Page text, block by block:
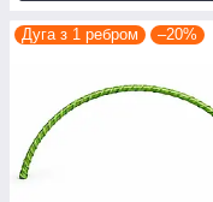
Дуга з 1 ребром –20%